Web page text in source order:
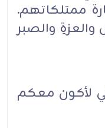
ممتلكاتهم.
والعزةِ والصبر
لأكون معكم